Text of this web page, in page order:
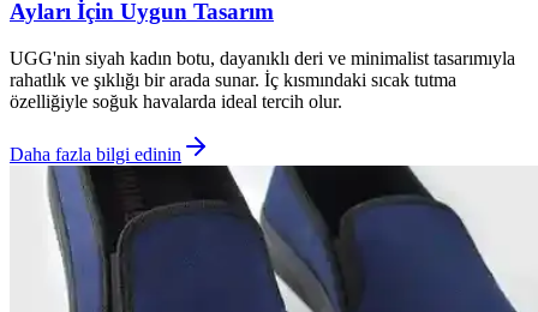
Ayları İçin Uygun Tasarım
UGG'nin siyah kadın botu, dayanıklı deri ve minimalist tasarımıyla
rahatlık ve şıklığı bir arada sunar. İç kısmındaki sıcak tutma
özelliğiyle soğuk havalarda ideal tercih olur.
Daha fazla bilgi edinin